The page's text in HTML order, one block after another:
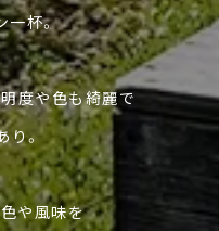
一杯。
度や色も綺麗で
り。
や風味を